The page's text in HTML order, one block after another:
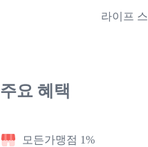
라이프
주요 혜택
모든가맹점 1%